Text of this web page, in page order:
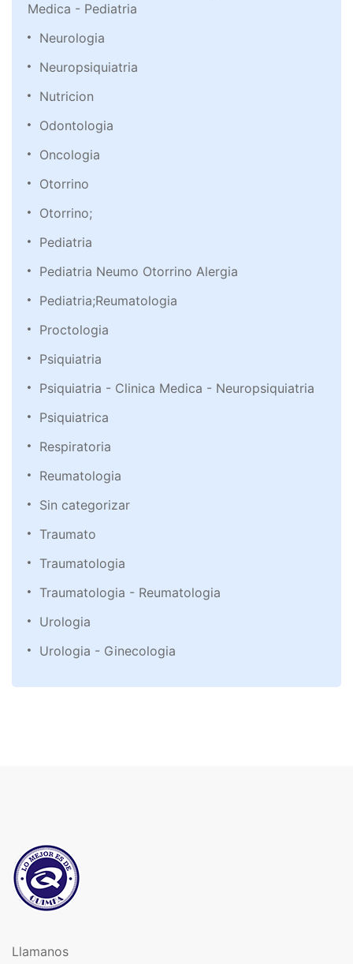
Medica - Pediatria
Neurologia
Neuropsiquiatria
Nutricion
Odontologia
Oncologia
Otorrino
Otorrino;
Pediatria
Pediatria Neumo Otorrino Alergia
Pediatria;Reumatologia
Proctologia
Psiquiatria
Psiquiatria - Clinica Medica - Neuropsiquiatria
Psiquiatrica
Respiratoria
Reumatologia
Sin categorizar
Traumato
Traumatologia
Traumatologia - Reumatologia
Urologia
Urologia - Ginecologia
Llamanos